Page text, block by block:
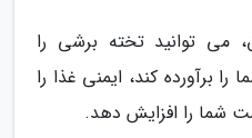
می توانید تخته برشی را
برآورده کند، ایمنی غذا را
شما را افزایش دهد.